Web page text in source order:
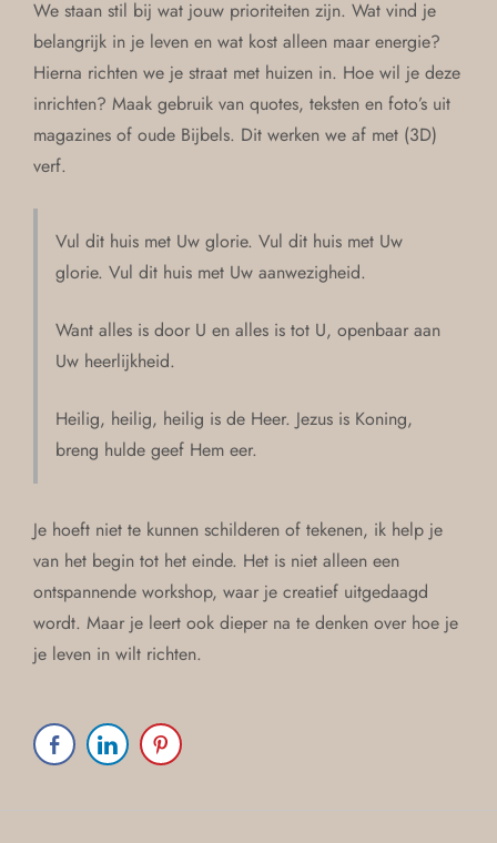
We staan stil bij wat jouw prioriteiten zijn. Wat vind je
belangrijk in je leven en wat kost alleen maar energie?
Hierna richten we je straat met huizen in. Hoe wil je deze
inrichten? Maak gebruik van quotes, teksten en foto’s uit
magazines of oude Bijbels. Dit werken we af met (3D)
verf.
Vul dit huis met Uw glorie. Vul dit huis met Uw
glorie. Vul dit huis met Uw aanwezigheid.
Want alles is door U en alles is tot U, openbaar aan
Uw heerlijkheid.
Heilig, heilig, heilig is de Heer. Jezus is Koning,
breng hulde geef Hem eer.
Je hoeft niet te kunnen schilderen of tekenen, ik help je
van het begin tot het einde. Het is niet alleen een
ontspannende workshop, waar je creatief uitgedaagd
wordt. Maar je leert ook dieper na te denken over hoe je
je leven in wilt richten.